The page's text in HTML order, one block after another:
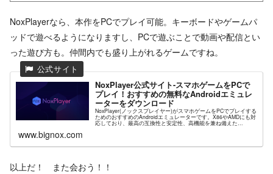
NoxPlayerなら、本作をPCでプレイ可能。キーボードやゲームパ
ッドで遊べるようになりますし、PCで遊ぶことで動画や配信とい
った遊び方も。仲間内でも盛り上がれるゲームですね。
NoxPlayer公式サイト-スマホゲームをPCで
プレイ！おすすめの無料なAndroidエミュレ
ーターをダウンロード
NoxPlayer(ノックスプレイヤー)がスマホゲームをPCでプレイする
ためのおすすめのAndroidエミュレーターです。X86やAMDにも対
応しており、最高の互換性と安定性、高機能を兼ね備えた
www.bignox.com
以上だ！ また会おう！！